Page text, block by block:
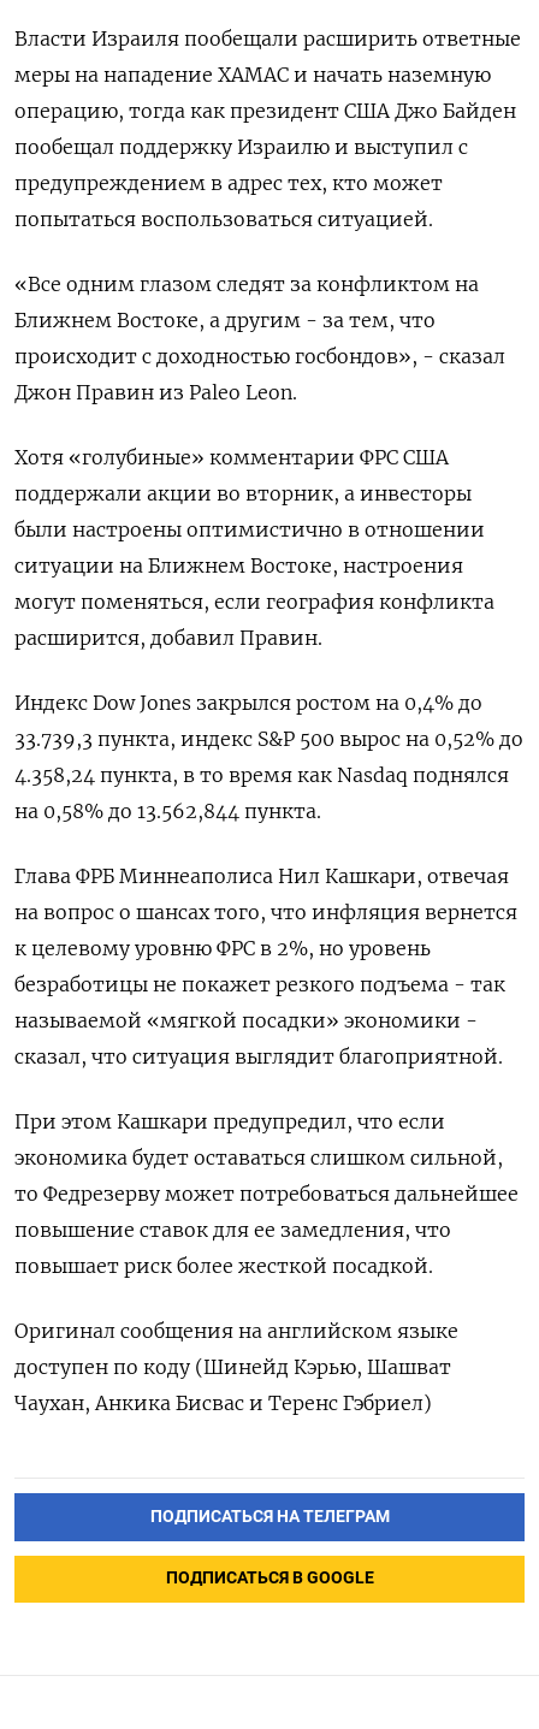
Власти Израиля пообещали расширить ответные
меры на нападение ХАМАС и начать наземную
операцию, тогда как президент США Джо Байден
пообещал поддержку Израилю и выступил с
предупреждением в адрес тех, кто может
попытаться воспользоваться ситуацией.
«Все одним глазом следят за конфликтом на
Ближнем Востоке, а другим - за тем, что
происходит с доходностью госбондов», - сказал
Джон Правин из Paleo Leon.
Хотя «голубиные» комментарии ФРС США
поддержали акции во вторник, а инвесторы
были настроены оптимистично в отношении
ситуации на Ближнем Востоке, настроения
могут поменяться, если география конфликта
расширится, добавил Правин.
Индекс Dow Jones закрылся ростом на 0,4% до
33.739,3 пункта, индекс S&P 500 вырос на 0,52% до
4.358,24 пункта​, в то время как ​Nasdaq поднялся
на 0,58% до 13.562,844 пункта​.
Глава ФРБ Миннеаполиса Нил Кашкари, отвечая
на вопрос о шансах того, что инфляция вернется
к целевому уровню ФРС в 2%, но уровень
безработицы не покажет резкого подъема - так
называемой «мягкой посадки» экономики -
сказал, что ситуация выглядит благоприятной.
При этом Кашкари предупредил, что если
экономика будет оставаться слишком сильной,
то Федрезерву может потребоваться дальнейшее
повышение ставок для ее замедления, что
повышает риск более жесткой посадкой.
Оригинал сообщения на английском языке
доступен по коду (Шинейд Кэрью, Шашват
Чаухан, Анкика Бисвас и Теренс Гэбриел)
ПОДПИСАТЬСЯ НА ТЕЛЕГРАМ
ПОДПИСАТЬСЯ В GOOGLE